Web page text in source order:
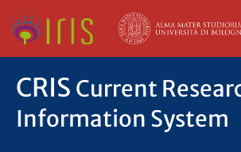
CRIS Current
Information System